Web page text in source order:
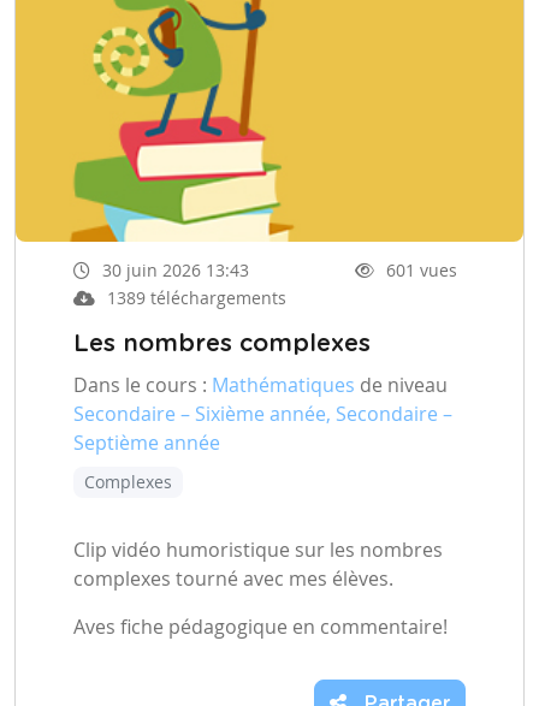
30 juin 2026 13:43
601 vues
1389 téléchargements
Les nombres complexes
Dans le cours : Mathématiques de niveau
Secondaire – Sixième année, Secondaire –
Septième année
Complexes
Clip vidéo humoristique sur les nombres
complexes tourné avec mes élèves.
Aves fiche pédagogique en commentaire!